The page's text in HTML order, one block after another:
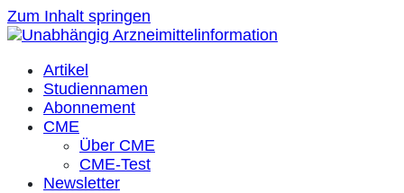
Zum Inhalt springen
Artikel
Studiennamen
Abonnement
CME
Über CME
CME-Test
Newsletter